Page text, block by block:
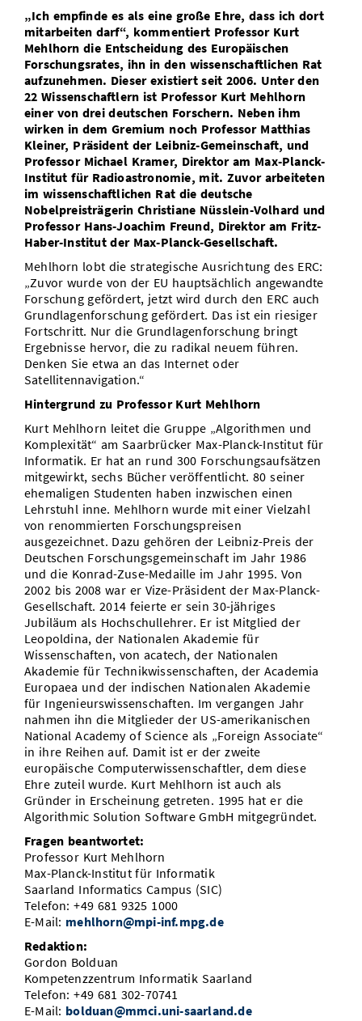
Vom Studium in den Beruf
Study Scheduler
Bibliothek
Open Science/Open Access
Start-ups
IT-Themenabend
Ranking
Zahlen & Fakten
Preise, Auszeichnungen und Förderungen
Kontakt
SIC Merchandise
SIC Podcast
Anfahrt
AnsprechpartnerInnen, Personen, Forschungsgruppen
Termine, Vorträge und Veranstaltungen
Alumni
„Ich empfinde es als eine große Ehre, dass ich dort
mitarbeiten darf“, kommentiert Professor Kurt
Mehlhorn die Entscheidung des Europäischen
Forschungsrates, ihn in den wissenschaftlichen Rat
aufzunehmen. Dieser existiert seit 2006. Unter den
22 Wissenschaftlern ist Professor Kurt Mehlhorn
einer von drei deutschen Forschern. Neben ihm
wirken in dem Gremium noch Professor Matthias
Kleiner, Präsident der Leibniz-Gemeinschaft, und
Professor Michael Kramer, Direktor am Max-Planck-
Institut für Radioastronomie, mit. Zuvor arbeiteten
im wissenschaftlichen Rat die deutsche
Nobelpreisträgerin Christiane Nüsslein-Volhard und
Professor Hans-Joachim Freund, Direktor am Fritz-
Haber-Institut der Max-Planck-Gesellschaft.
Mehlhorn lobt die strategische Ausrichtung des ERC:
„Zuvor wurde von der EU hauptsächlich angewandte
Forschung gefördert, jetzt wird durch den ERC auch
Grundlagenforschung gefördert. Das ist ein riesiger
Fortschritt. Nur die Grundlagenforschung bringt
Ergebnisse hervor, die zu radikal neuem führen.
Denken Sie etwa an das Internet oder
Satellitennavigation.“
Hintergrund zu Professor Kurt Mehlhorn
Kurt Mehlhorn leitet die Gruppe „Algorithmen und
Komplexität“ am Saarbrücker Max-Planck-Institut für
Informatik. Er hat an rund 300 Forschungsaufsätzen
mitgewirkt, sechs Bücher veröffentlicht. 80 seiner
ehemaligen Studenten haben inzwischen einen
Lehrstuhl inne. Mehlhorn wurde mit einer Vielzahl
von renommierten Forschungspreisen
ausgezeichnet. Dazu gehören der Leibniz-Preis der
Deutschen Forschungsgemeinschaft im Jahr 1986
und die Konrad-Zuse-Medaille im Jahr 1995. Von
2002 bis 2008 war er Vize-Präsident der Max-Planck-
Gesellschaft. 2014 feierte er sein 30-jähriges
Jubiläum als Hochschullehrer. Er ist Mitglied der
Leopoldina, der Nationalen Akademie für
Wissenschaften, von acatech, der Nationalen
Akademie für Technikwissenschaften, der Academia
Europaea und der indischen Nationalen Akademie
für Ingenieurswissenschaften. Im vergangen Jahr
nahmen ihn die Mitglieder der US-amerikanischen
National Academy of Science als „Foreign Associate“
in ihre Reihen auf. Damit ist er der zweite
europäische Computerwissenschaftler, dem diese
Ehre zuteil wurde. Kurt Mehlhorn ist auch als
Gründer in Erscheinung getreten. 1995 hat er die
Algorithmic Solution Software GmbH mitgegründet.
Fragen beantwortet:
Professor Kurt Mehlhorn
Max-Planck-Institut für Informatik
Saarland Informatics Campus (SIC)
Telefon: +49 681 9325 1000
E-Mail: mehlhorn@mpi-inf.mpg.de
Redaktion:
Gordon Bolduan
Kompetenzzentrum Informatik Saarland
Telefon: +49 681 302-70741
E-Mail: bolduan@mmci.uni-saarland.de